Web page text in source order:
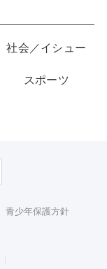
社会／イシュー
スポーツ
青少年保護方針